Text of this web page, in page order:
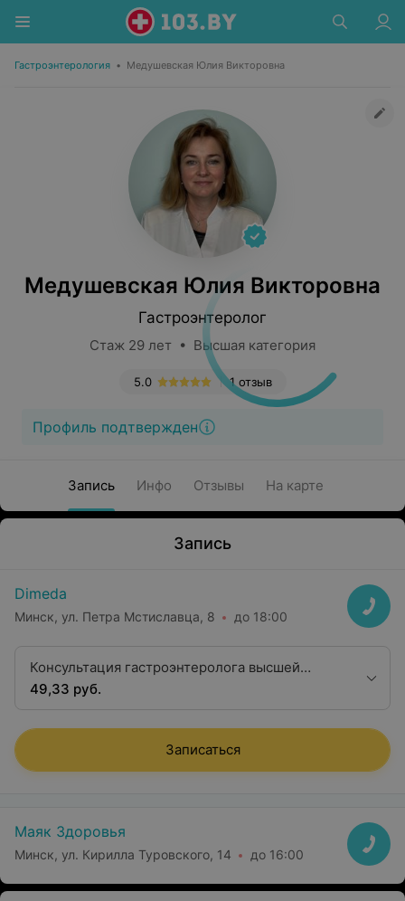
Гастроэнтерология • Медушевская Юлия Викторовна
Медушевская Юлия Викторовна
Гастроэнтеролог
Стаж 29 лет • Высшая категория
1 отзыв
5.0
Профиль подтвержден
Запись Инфо Отзывы На карте
Запись
Dimeda
Минск, ул. Петра Мстиславца, 8 до 18:00
Консультация гастроэнтеролога высшей
квалификационной категории
49,33 руб.
Записаться
Маяк Здоровья
Минск, ул. Кирилла Туровского, 14 до 16:00